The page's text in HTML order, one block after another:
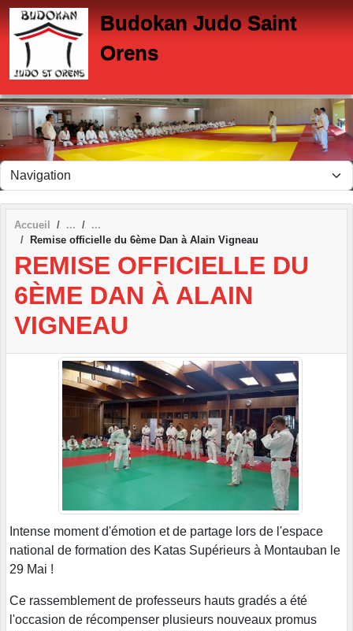
Budokan Judo Saint
Orens
Accueil
Remise officielle du 6ème Dan à Alain Vigneau
REMISE OFFICIELLE DU
6ÈME DAN À ALAIN
VIGNEAU
Intense moment d'émotion et de partage lors de l'espace
national de formation des Katas Supérieurs à Montauban le
29 Mai !
Ce rassemblement de professeurs hauts gradés a été
l'occasion de récompenser plusieurs nouveaux promus
Panneau de gestion des cookies